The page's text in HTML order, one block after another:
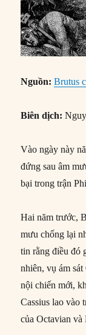
Nguồn: Brutus
Biên dịch:
Vào ngày này
đứng sau âm
bại trong trận
Hai năm trước,
mưu chống lại
tin rằng điều đó
nhiên, vụ ám
nội chiến mới,
Cassius lao vào
của Octavian